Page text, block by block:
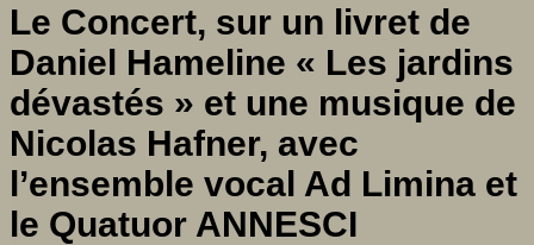
Le Concert, sur un livret de
Daniel Hameline « Les jardins
dévastés » et une musique de
Nicolas Hafner, avec
l’ensemble vocal Ad Limina et
le Quatuor ANNESCI